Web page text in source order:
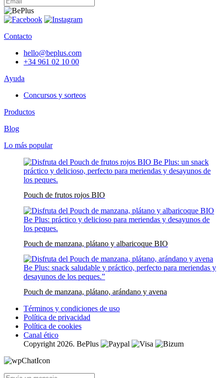
Contacto
hello@beplus.com
+34 961 02 10 00
Ayuda
Concursos y sorteos
Productos
Blog
Lo más popular
Pouch de frutos rojos BIO
Pouch de manzana, plátano y albaricoque BIO
Pouch de manzana, plátano, arándano y avena
Términos y condiciones de uso
Política de privacidad
Política de cookies
Canal ético
Copyright 2026. BePlus